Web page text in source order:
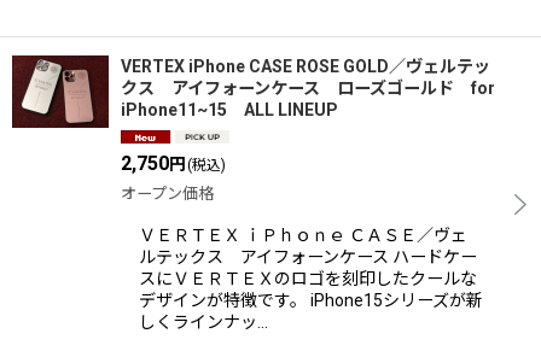
VERTEX iPhone CASE ROSE GOLD／ヴェルテッ
クス アイフォーンケース ローズゴールド for
iPhone11~15 ALL LINEUP
2,750円 (税込)
オープン価格
ＶＥＲＴＥＸ ｉＰｈｏｎｅ ＣＡＳＥ／ヴェ
ルテックス アイフォーンケース ハードケー
スにＶＥＲＴＥＸのロゴを刻印したクールな
デザインが特徴です。 iPhone15シリーズが新
しくラインナッ…